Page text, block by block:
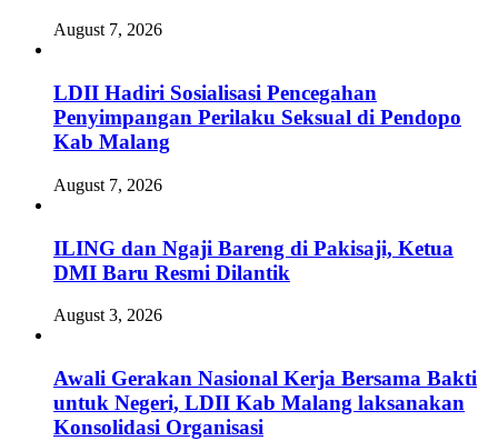
August 7, 2026
LDII Hadiri Sosialisasi Pencegahan
Penyimpangan Perilaku Seksual di Pendopo
Kab Malang
August 7, 2026
ILING dan Ngaji Bareng di Pakisaji, Ketua
DMI Baru Resmi Dilantik
August 3, 2026
Awali Gerakan Nasional Kerja Bersama Bakti
untuk Negeri, LDII Kab Malang laksanakan
Konsolidasi Organisasi